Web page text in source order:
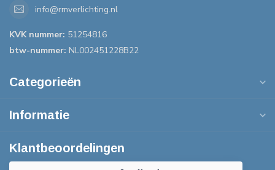
info@rmverlichting.nl
KVK nummer: 51254816
btw-nummer: NL002451228B22
Categorieën
Informatie
Klantbeoordelingen